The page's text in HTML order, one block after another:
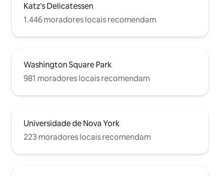
Katz's Delicatessen
1.446 moradores locais recomendam
Washington Square Park
981 moradores locais recomendam
Universidade de Nova York
223 moradores locais recomendam